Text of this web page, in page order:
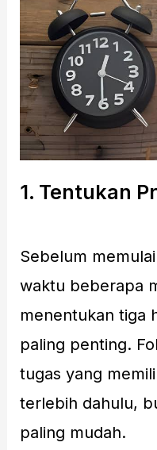
1. Tentukan
Sebelum
waktu beberapa
menentukan tiga
paling penting.
tugas yang
terlebih dahulu,
paling mudah.